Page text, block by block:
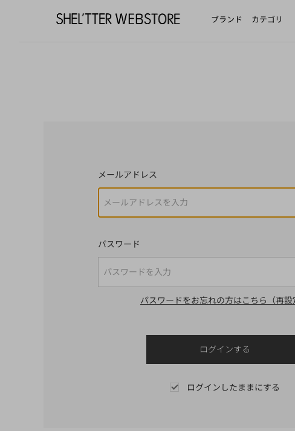
ブランド カテゴリ
メールアドレス
パスワード
パスワードをお忘れの方はこちら（再設
ログインしたままにする